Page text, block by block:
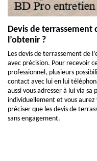
Devis de
l’obtenir ?
Les devis de terrassement de
avec précision. Pour recevoir
professionnel, plusieurs
contact avec lui en lui
aussi vous adresser à lui via
individuellement et vous
préciser que les devis de
sans engagement.